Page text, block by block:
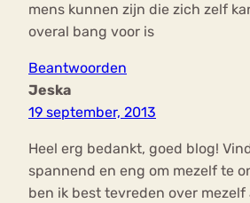
mens kunnen zijn die zich zelf
overal bang voor is
Beantwoorden
Jeska
19 september, 2013
Heel erg bedankt, goed blog!
spannend en eng om mezelf te
ben ik best tevreden over mezelf